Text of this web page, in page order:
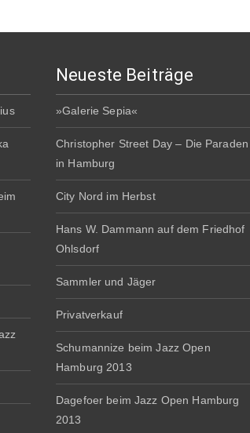
Neueste Beiträge
»Galerie Sepia«
Christopher Street Day – Die Paraden
in Hamburg
City Nord im Herbst
Hans W. Dammann auf dem Friedhof
Ohlsdorf
Sammler und Jäger
Privatverkauf
Schumannize beim Jazz Open
Hamburg 2013
Dagefoer beim Jazz Open Hamburg
2013